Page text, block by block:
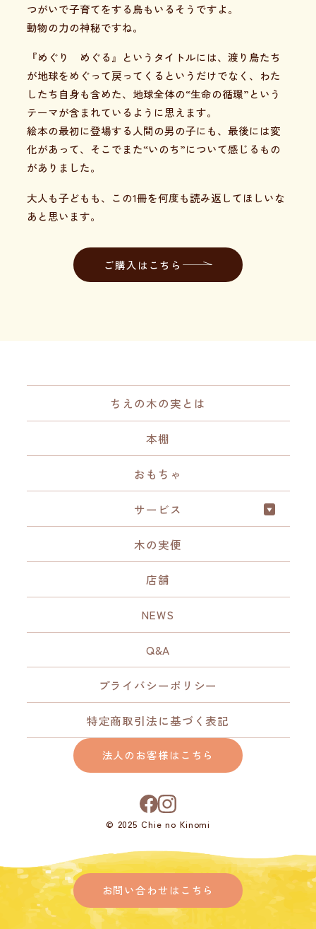
つがいで子育てをする鳥もいるそうですよ。
動物の力の神秘ですね。
『めぐり めぐる』というタイトルには、渡り鳥たち
が地球をめぐって戻ってくるというだけでなく、わた
したち自身も含めた、地球全体の“生命の循環”という
テーマが含まれているように思えます。
絵本の最初に登場する人間の男の子にも、最後には変
化があって、そこでまた“いのち”について感じるもの
がありました。
大人も子どもも、この1冊を何度も読み返してほしいな
あと思います。
ご購入はこちら
法人のお客様はこちら
© 2025 Chie no Kinomi
ちえの木の実とは
本棚
おもちゃ
サービス
木の実便
店舗
NEWS
Q&A
プライバシーポリシー
特定商取引法に基づく表記
お問い合わせはこちら